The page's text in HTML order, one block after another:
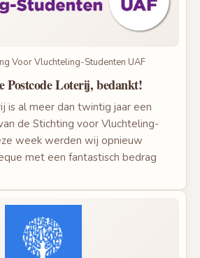
Voor Vluchteling-Studenten UAF
Postcode Loterij, bedankt!
is al meer dan twintig jaar een
de Stichting voor Vluchteling-
week werden wij opnieuw
met een fantastisch bedrag